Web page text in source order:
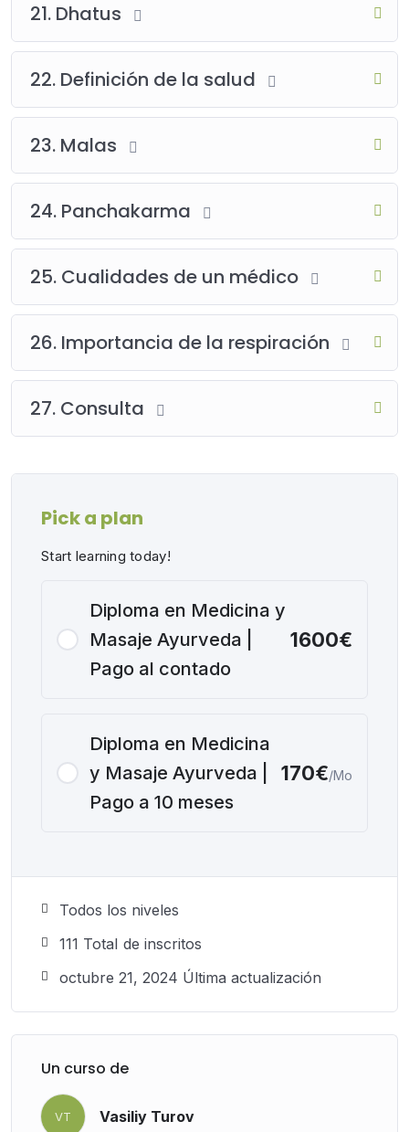
21. Dhatus
22. Definición de la salud
23. Malas
24. Panchakarma
25. Cualidades de un médico
26. Importancia de la respiración
27. Consulta
Pick a plan
Start learning today!
Diploma en Medicina y
Masaje Ayurveda |
Pago al contado
1600€
Diploma en Medicina
y Masaje Ayurveda |
Pago a 10 meses
170€/Mo
Todos los niveles
111 TotaI de inscritos
octubre 21, 2024 Última actualización
Un curso de
VT Vasiliy Turov